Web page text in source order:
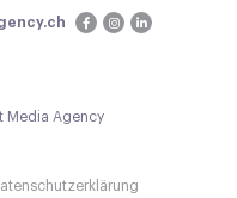
Media Agency